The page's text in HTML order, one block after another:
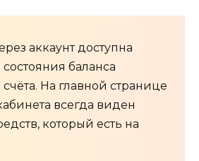
аккаунт доступна
баланса
На главной странице
всегда виден
который есть на